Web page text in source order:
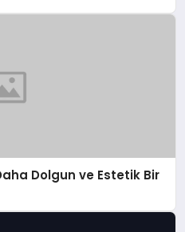
Dolgun ve Estetik Bir